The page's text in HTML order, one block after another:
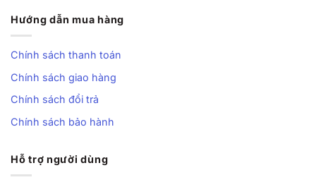
Hướng dẫn mua hàng
Chính sách thanh toán
Chính sách giao hàng
Chính sách đổi trả
Chính sách bảo hành
Hỗ trợ người dùng